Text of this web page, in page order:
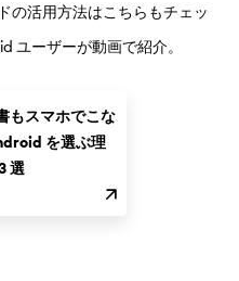
の活用方法はこちらもチェッ
ユーザーが動画で紹介。
もスマホでこな
を選ぶ理
選